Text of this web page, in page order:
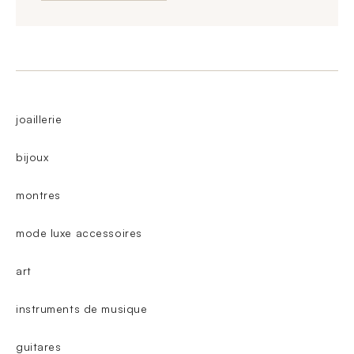
joaillerie
bijoux
montres
mode luxe accessoires
art
instruments de musique
guitares